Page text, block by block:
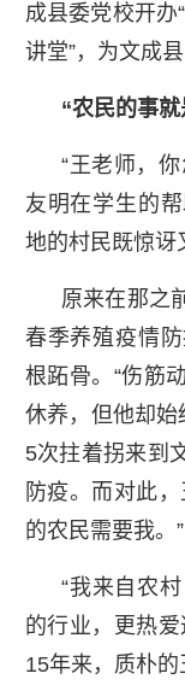
成县委党校开办
讲堂”，为文成
“农民的事
“王老师，
友明在学生的
地的村民既惊讶
原来在那之
春季养殖疫情
根跖骨。“伤筋
休养，但他却始
5次拄着拐来到
防疫。而对此
的农民需要我。”
“我来自农
的行业，更热
15年来，质朴的